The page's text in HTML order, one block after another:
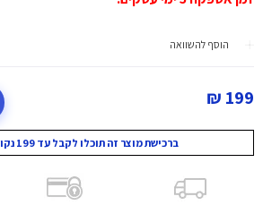
הוסף להשוואה
199 ₪
ברכישת מוצר זה תוכלו לקבל עד 199 נקודות מועדון!